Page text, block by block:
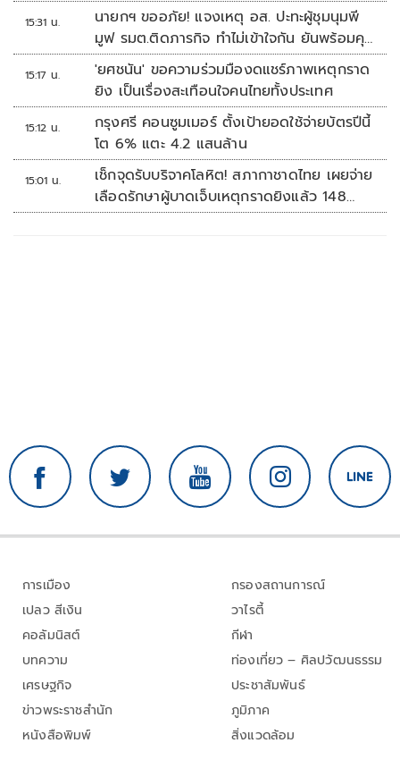
15:31 น.
นายกฯ ขออภัย! แจงเหตุ อส. ปะทะผู้ชุมนุมพี
มูฟ รมต.ติดภารกิจ ทำไม่เข้าใจกัน ยันพร้อมคุย
หาทางออก
15:17 น.
'ยศชนัน' ขอความร่วมมืองดแชร์ภาพเหตุกราด
ยิง เป็นเรื่องสะเทือนใจคนไทยทั้งประเทศ
15:12 น.
กรุงศรี คอนซูมเมอร์ ตั้งเป้ายอดใช้จ่ายบัตรปีนี้
โต 6% แตะ 4.2 แสนล้าน
15:01 น.
เช็กจุดรับบริจาคโลหิต! สภากาชาดไทย เผยจ่าย
เลือดรักษาผู้บาดเจ็บเหตุกราดยิงแล้ว 148
ยูนิต
การเมือง
เปลว สีเงิน
คอลัมนิสต์
บทความ
เศรษฐกิจ
ข่าวพระราชสำนัก
หนังสือพิมพ์
กรองสถานการณ์
วาไรตี้
กีฬา
ท่องเที่ยว – ศิลปวัฒนธรรม
ประชาสัมพันธ์
ภูมิภาค
สิ่งแวดล้อม